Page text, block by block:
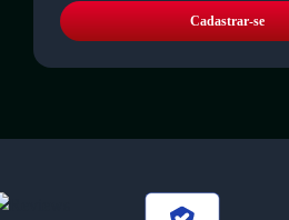
Cadastrar-se